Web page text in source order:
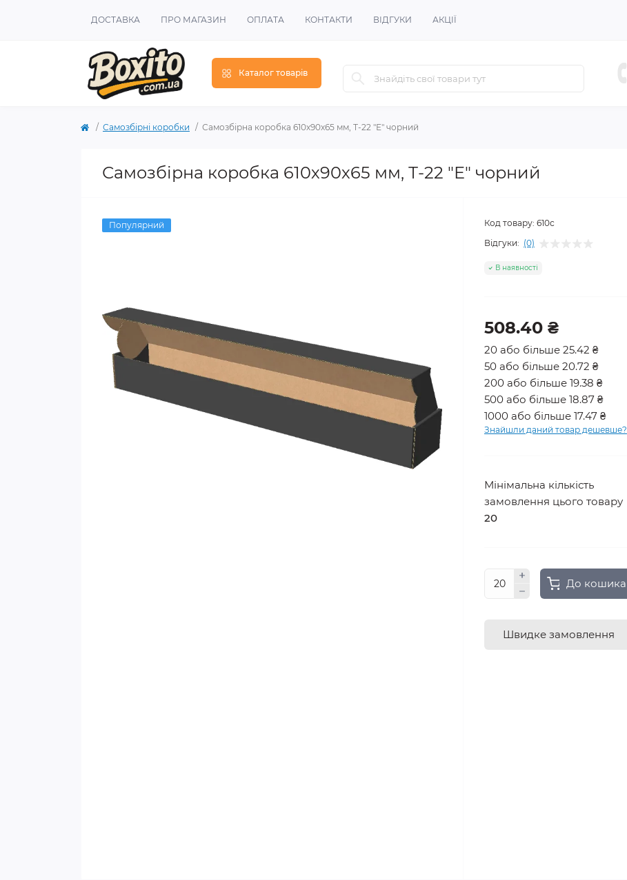
ДОСТАВКА ПРО МАГАЗИН ОПЛАТА КОНТАКТИ ВІДГУКИ АКЦІЇ
Каталог товарів
Самозбірні коробки Самозбірна коробка 610х90х65 мм, Т-22 "Е" чорний
Самозбірна коробка 610х90х65 мм, Т-22 "Е" чорний
Популярний Код товару: 610с
Відгуки: (0)
В наявності
508.40 ₴
20 або більше 25.42 ₴
50 або більше 20.72 ₴
200 або більше 19.38 ₴
500 або більше 18.87 ₴
1000 або більше 17.47 ₴
Знайшли даний товар дешевше?
Мінімальна кількість
замовлення цього товару
20
До кошика
Швидке замовлення